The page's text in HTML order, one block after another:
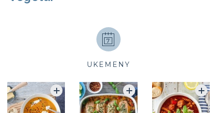
UKEMENY